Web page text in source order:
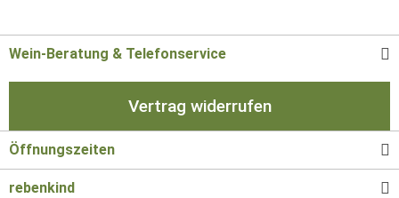
Wein-Beratung & Telefonservice
Vertrag widerrufen
Öffnungszeiten
rebenkind